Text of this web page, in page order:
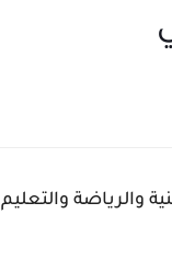
الوطنية والرياضة والتعليم